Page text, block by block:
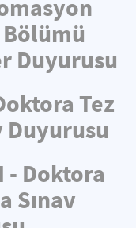
Duyurusu
Tez
Duyurusu
- Doktora
Sınav